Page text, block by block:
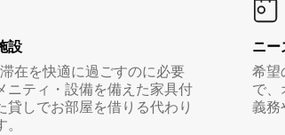
設
在を快適に過ごすのに必要
ニティ・設備を備えた家具付
貸しでお部屋を借りる代わり
ニー
希望
で、
義務